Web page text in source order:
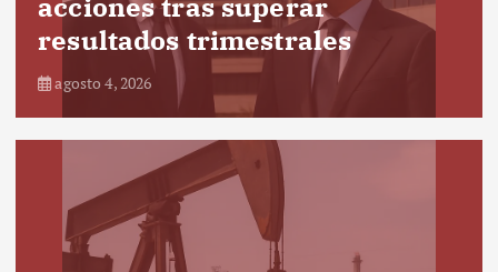
resultados trimestrales
agosto 4, 2026